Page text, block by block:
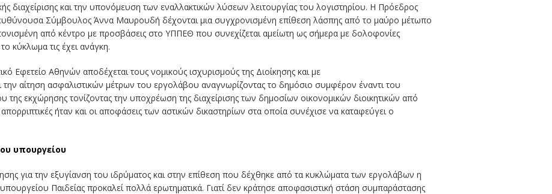
διαχείρισης και την υπονόμευση των εναλλακτικών λύσεων λειτουργίας του λογιστηρίου. Η Πρόεδρος
Σύμβουλος Άννα Μαυρουδή δέχονται μια συγχρονισμένη επίθεση λάσπης από το μαύρο μέτωπο
από κέντρο με προσβάσεις στο ΥΠΠΕΘ που συνεχίζεται αμείωτη ως σήμερα με δολοφονίες
κύκλωμα τις έχει ανάγκη.
Εφετείο Αθηνών αποδέχεται τους νομικούς ισχυρισμούς της Διοίκησης και με
την αίτηση ασφαλιστικών μέτρων του εργολάβου αναγνωρίζοντας το δημόσιο συμφέρον έναντι του
της εκχώρησης τονίζοντας την υποχρέωση της διαχείρισης των δημοσίων οικονομικών διοικητικών από
ήταν και οι αποφάσεις των αστικών δικαστηρίων στα οποία συνέχισε να καταφεύγει ο
υπουργείου
για την εξυγίανση του ιδρύματος και στην επίθεση που δέχθηκε από τα κυκλώματα των εργολάβων η
Παιδείας προκαλεί πολλά ερωτηματικά. Γιατί δεν κράτησε αποφασιστική στάση συμπαράστασης